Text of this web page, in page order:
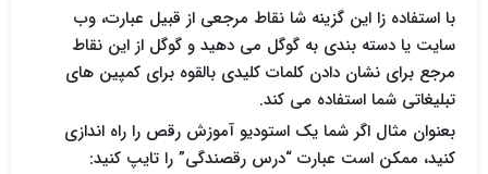
با استفاده زا این گزینه شا نقاط مرجعی از قبیل عبارت، وب
سایت یا دسته بندی به گوگل می دهید و گوگل از این نقاط
مرجع برای نشان دادن کلمات کلیدی بالقوه برای کمپین های
تبلیغاتی شما استفاده می کند.
بعنوان مثال اگر شما یک استودیو آموزش رقص را راه اندازی
کنید، ممکن است عبارت “درس رقصندگی” را تایپ کنید: